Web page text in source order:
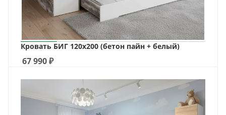
Кровать БИГ 120х200 (бетон пайн + белый)
67 990₽